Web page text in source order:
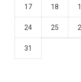
17 18
24 25
31